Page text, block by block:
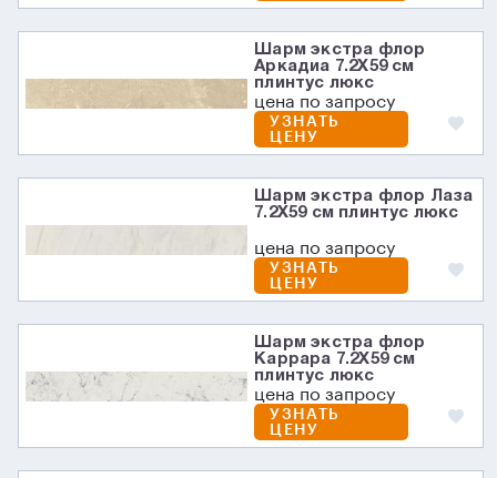
Шарм экстра флор
Аркадиа 7.2X59 см
плинтус люкс
цена по запросу
УЗНАТЬ
ЦЕНУ
Шарм экстра флор Лаза
7.2X59 см плинтус люкс
цена по запросу
УЗНАТЬ
ЦЕНУ
Шарм экстра флор
Каррара 7.2X59 см
плинтус люкс
цена по запросу
УЗНАТЬ
ЦЕНУ